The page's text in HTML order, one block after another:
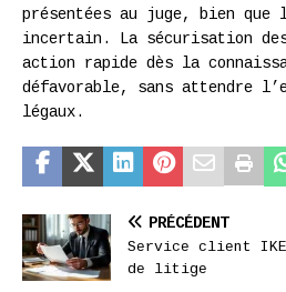
présentées au juge, bien que
incertain. La sécurisation
action rapide dès la
défavorable, sans attendre
légaux.
PRÉCÉDENT
Service client
de litige